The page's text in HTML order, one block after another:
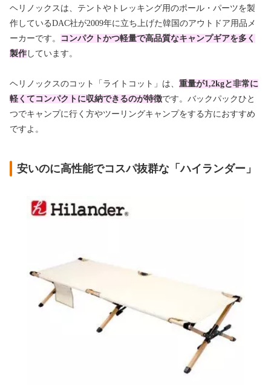
ヘリノックスは、テントやトレッキング用のポール・パーツを製
作しているDAC社が2009年に立ち上げた韓国のアウトドア用品メ
ーカーです。
コンパクトかつ軽量で高品質なキャンプギアを多く
製作 しています。
ヘリノックスのコット「ライトコット」は、 重量が1,2kgと非常に
軽くてコンパクトに収納できるのが特徴です。バックパックひと
つでキャンプに行く方やツーリングキャンプをする方におすすめ
ですよ。
安いのに高性能でコスパ抜群な「ハイランダー」